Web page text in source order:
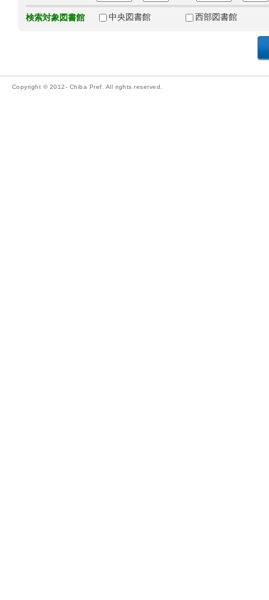
検索対象図書館 中央図書館 西部図書館
Copyright © 2012- Chiba Pref. All rights reserved.